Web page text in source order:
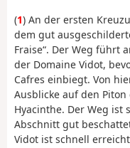
(1) An der ersten
dem gut
Fraise“. Der Weg führt
der Domaine Vidot,
Cafres einbiegt. Von
Ausblicke auf den
Hyacinthe. Der Weg ist
Abschnitt gut
Vidot ist schnell